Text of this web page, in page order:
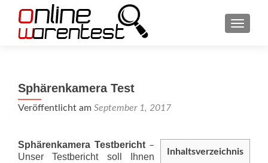
Sphärenkamera Test
Veröffentlicht am September 1, 2017
Inhaltsverzeichnis
Sphärenkamera Testbericht–
Unser Testbericht soll Ihnen